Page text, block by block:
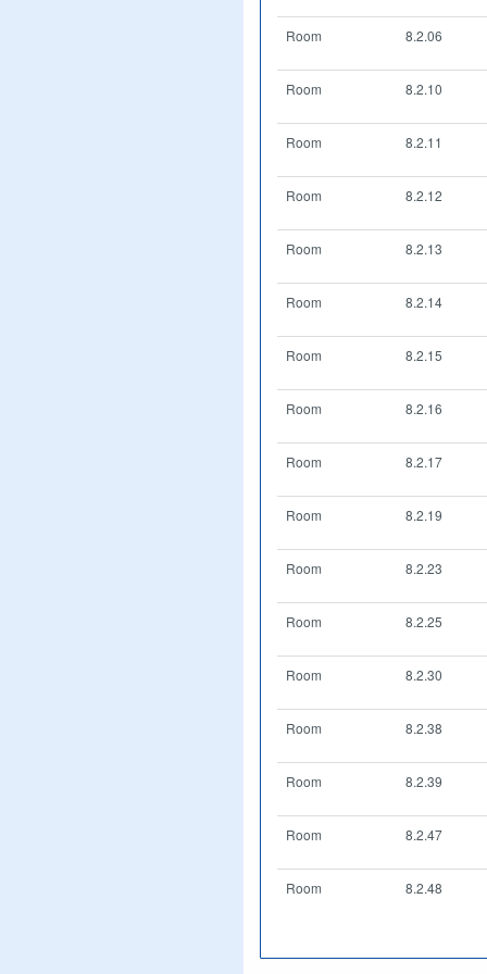
Room 8.2.06
Room 8.2.10
Room 8.2.11
Room 8.2.12
Room 8.2.13
Room 8.2.14
Room 8.2.15
Room 8.2.16
Room 8.2.17
Room 8.2.19
Room 8.2.23
Room 8.2.25
Room 8.2.30
Room 8.2.38
Room 8.2.39
Room 8.2.47
Room 8.2.48